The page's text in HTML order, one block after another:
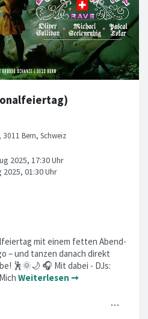
3011 Bern, Schweiz
mit einem fetten Abend-
– und tanzen danach direkt
🕺🌞🌙 🎧 Mit dabei - DJs:
Weiterlesen ➞